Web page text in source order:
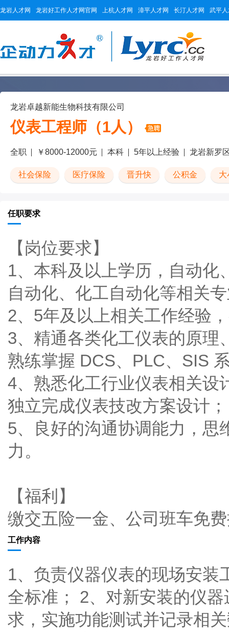
龙岩人才网 龙岩好工作人才网官网 上杭人才网 漳平人才网 长汀人才网 武平
龙岩卓越新能生物科技有限公司
仪表工程师（1人）
全职 ￥8000-12000元 本科 5年以上经验 龙岩新罗
社会保险 医疗保险 晋升快 公积金 大
任职要求
【岗位要求】
1、本科及以上学历，自动化
自动化、化工自动化等相关
2、5年及以上相关工作经验
3、精通各类化工仪表的原理
熟练掌握 DCS、PLC、SIS
4、熟悉化工行业仪表相关设
独立完成仪表技改方案设计；
5、良好的沟通协调能力，思
力。
【福利】
缴交五险一金、公司班车免
工作内容
1、负责仪器仪表的现场安装
全标准； 2、对新安装的仪
求，实施功能测试并记录相